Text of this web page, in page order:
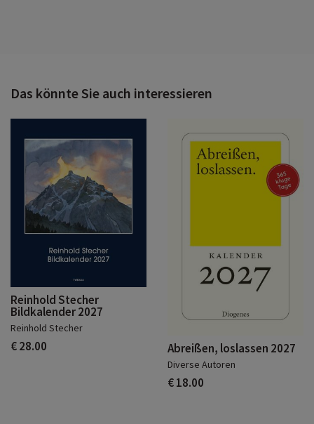
Das könnte Sie auch interessieren
Reinhold Stecher
Bildkalender 2027
Reinhold Stecher
€ 28.00 Abreißen, loslassen 2027
Diverse Autoren
€ 18.00